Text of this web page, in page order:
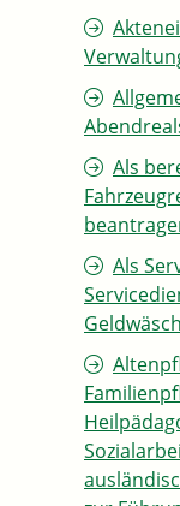
Als
Als